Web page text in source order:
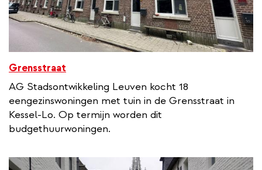
Grensstraat
AG Stadsontwikkeling Leuven kocht 18
eengezinswoningen met tuin in de Grensstraat in
Kessel-Lo. Op termijn worden dit
budgethuurwoningen.